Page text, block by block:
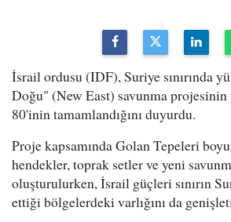
İsrail ordusu (IDF), Suriye sınırında
Doğu" (New East) savunma projesinin
80'inin tamamlandığını duyurdu.
Proje kapsamında Golan Tepeleri
hendekler, toprak setler ve yeni
oluşturulurken, İsrail güçleri sınırın
ettiği bölgelerdeki varlığını da